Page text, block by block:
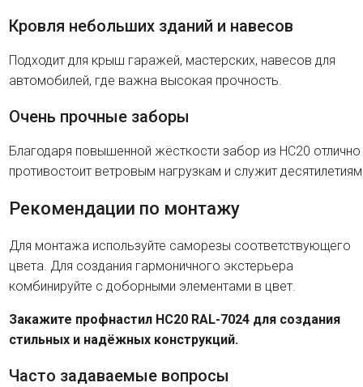
Кровля небольших зданий и навесов
Подходит для крыш гаражей, мастерских, навесов для
автомобилей, где важна высокая прочность.
Очень прочные заборы
Благодаря повышенной жёсткости забор из HC20 отлично
противостоит ветровым нагрузкам и служит
Рекомендации по монтажу
Для монтажа используйте саморезы соответствующего
цвета. Для создания гармоничного экстерьера
комбинируйте с доборными элементами в цвет.
Закажите профнастил HC20 RAL-7024 для создания
стильных и надёжных конструкций.
Часто задаваемые вопросы